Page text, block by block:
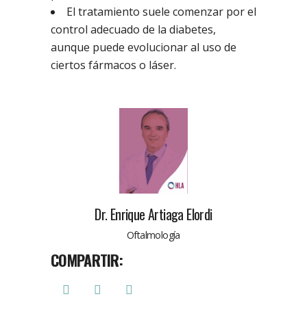
El tratamiento suele comenzar por el
control adecuado de la diabetes,
aunque puede evolucionar al uso de
ciertos fármacos o láser.
Dr. Enrique Artiaga Elordi
Oftalmología
COMPARTIR: